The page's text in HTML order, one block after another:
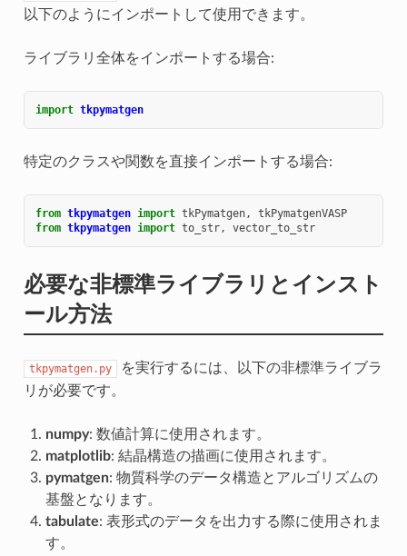
以下のようにインポートして使用できます。
ライブラリ全体をインポートする場合:
import tkpymatgen
特定のクラスや関数を直接インポートする場合:
from tkpymatgen import tkPymatgen,
tkPymatgenVASP
from tkpymatgen import to_str, vector_to_str
必要な非標準ライブラリとインスト
ール方法
tkpymatgen.py
を実行するには、以下の非標準ライブラ
リが必要です。
numpy: 数値計算に使用されます。
matplotlib: 結晶構造の描画に使用されます。
pymatgen: 物質科学のデータ構造とアルゴリズムの
基盤となります。
tabulate: 表形式のデータを出力する際に使用されま
す。